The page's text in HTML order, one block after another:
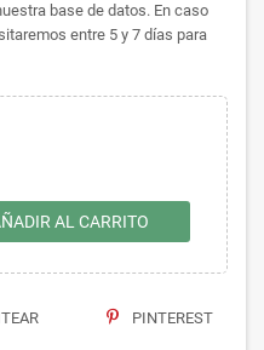
base de datos. En caso
entre 5 y 7 días para
AL CARRITO
PINTEREST